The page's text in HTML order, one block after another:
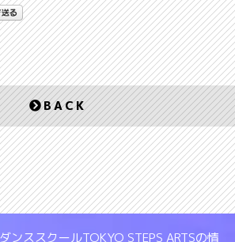
BACK
ンススクールTOKYO STEPS ARTSの情